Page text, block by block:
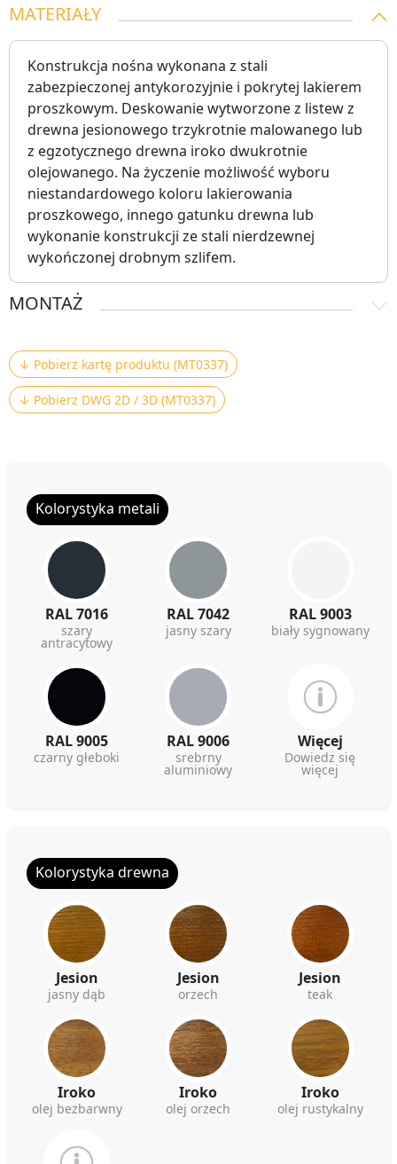
MATERIAŁY
Konstrukcja nośna wykonana z stali
zabezpieczonej antykorozyjnie i pokrytej lakierem
proszkowym. Deskowanie wytworzone z listew z
drewna jesionowego trzykrotnie malowanego lub
z egzotycznego drewna iroko dwukrotnie
olejowanego. Na życzenie możliwość wyboru
niestandardowego koloru lakierowania
proszkowego, innego gatunku drewna lub
wykonanie konstrukcji ze stali nierdzewnej
wykończonej drobnym szlifem.
MONTAŻ
↓ Pobierz kartę produktu (MT0337)
↓ Pobierz DWG 2D / 3D (MT0337)
Kolorystyka metali
RAL 7016
szary
antracytowy
RAL 7042
jasny szary
RAL 9003
biały sygnowany
RAL 9005
czarny głeboki
RAL 9006
srebrny
aluminiowy
Więcej
Dowiedz się
więcej
Kolorystyka drewna
Jesion
jasny dąb
Jesion
orzech
Jesion
teak
Iroko
olej bezbarwny
Iroko
olej orzech
Iroko
olej rustykalny